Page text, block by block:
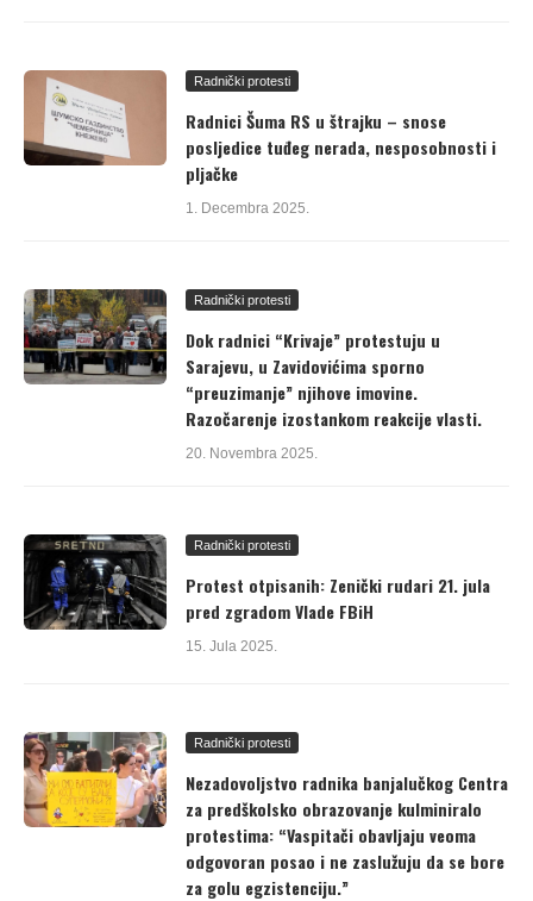
Radnički protesti
Radnici Šuma RS u štrajku – snose
posljedice tuđeg nerada, nesposobnosti i
pljačke
1. Decembra 2025.
Radnički protesti
Dok radnici “Krivaje” protestuju u
Sarajevu, u Zavidovićima sporno
“preuzimanje” njihove imovine.
Razočarenje izostankom reakcije vlasti.
20. Novembra 2025.
Radnički protesti
Protest otpisanih: Zenički rudari 21. jula
pred zgradom Vlade FBiH
15. Jula 2025.
Radnički protesti
Nezadovoljstvo radnika banjalučkog Centra
za predškolsko obrazovanje kulminiralo
protestima: “Vaspitači obavljaju veoma
odgovoran posao i ne zaslužuju da se bore
za golu egzistenciju.”